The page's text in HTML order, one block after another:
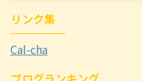
リンク集
Cal-cha